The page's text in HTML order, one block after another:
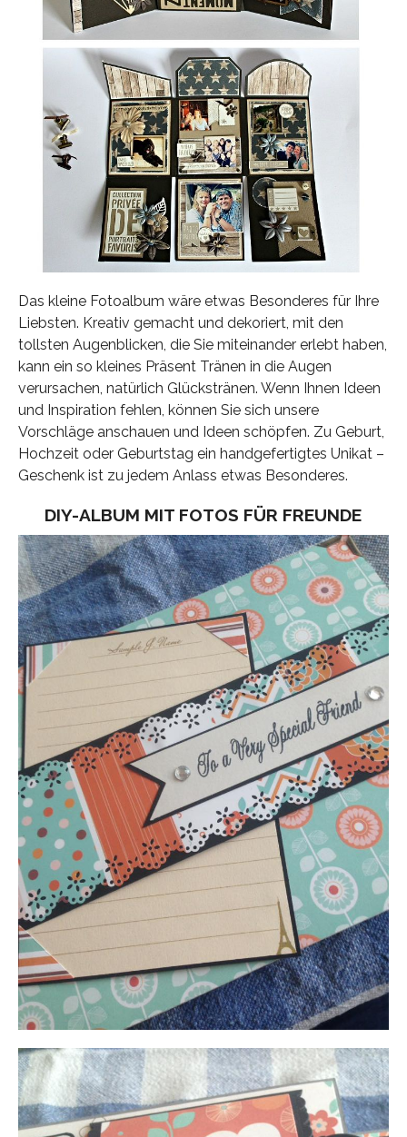
Das kleine Fotoalbum wäre etwas Besonderes für Ihre
Liebsten. Kreativ gemacht und dekoriert, mit den
tollsten Augenblicken, die Sie miteinander erlebt haben,
kann ein so kleines Präsent Tränen in die Augen
verursachen, natürlich Glückstränen. Wenn Ihnen Ideen
und Inspiration fehlen, können Sie sich unsere
Vorschläge anschauen und Ideen schöpfen. Zu Geburt,
Hochzeit oder Geburtstag ein handgefertigtes Unikat –
Geschenk ist zu jedem Anlass etwas Besonderes.
DIY-ALBUM MIT FOTOS FÜR FREUNDE